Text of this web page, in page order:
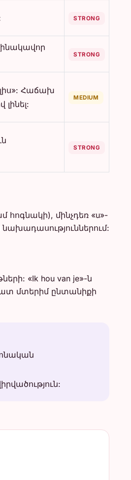
STRONG
STRONG
Հաճախ
MEDIUM
STRONG
հոգնակի), մինչդեռ «u»-
«Ik hou van je»-ն
մտերիմ ընտանիքի